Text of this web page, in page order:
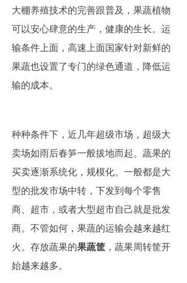
大棚养殖技术的完善跟普及，果蔬植物
可以安心肆意的生产，健康的生长。运
输条件上面，高速上面国家针对新鲜的
果蔬也设置了专门的绿色通道，降低运
输的成本。
种种条件下，近几年超级市场，超级大
卖场如雨后春笋一般拔地而起。蔬果的
买卖逐渐系统化，规模化。一般都是大
型的批发市场中转，下发到每个零售
商、超市，或者大型超市自己就是批发
商。不管如何，果蔬的运输会越来越红
火。存放蔬果的果蔬筐 ，蔬果周转筐开
始越来越多。